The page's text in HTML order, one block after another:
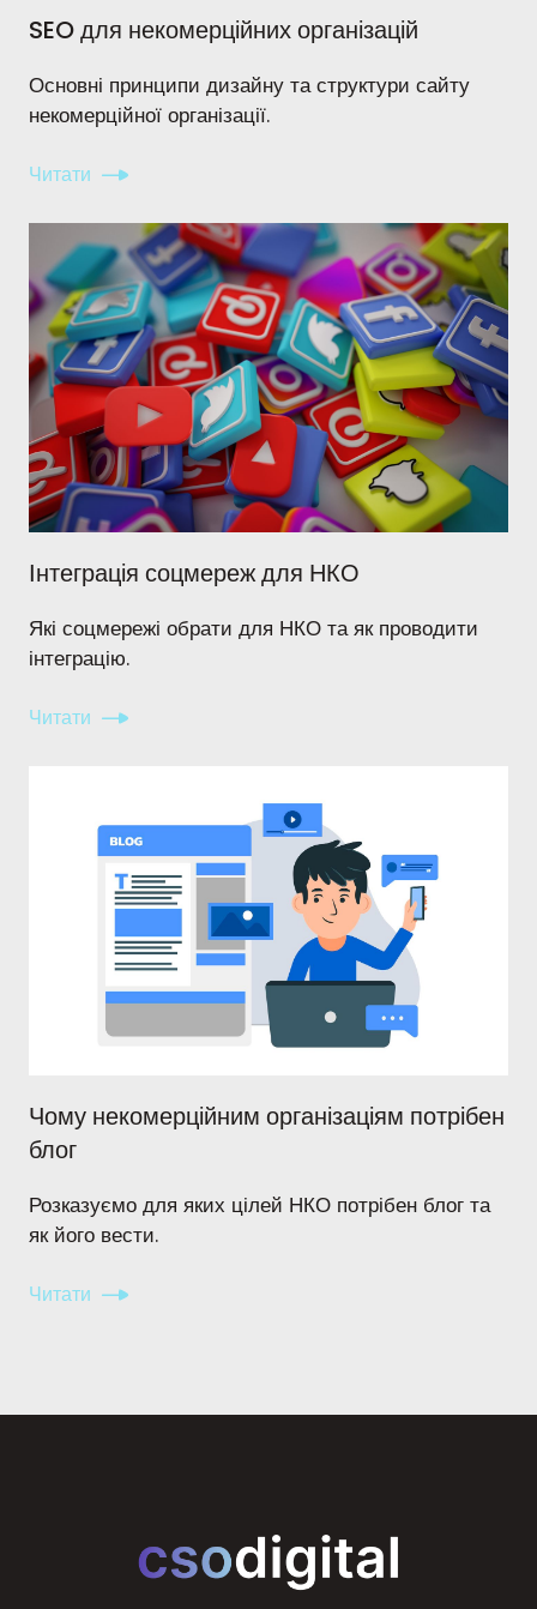
SEO для некомерційних організацій
Основні принципи дизайну та структури сайту
некомерційної організації.
Читати
Інтеграція соцмереж для НКО
Які соцмережі обрати для НКО та як проводити
інтеграцію.
Читати
Чому некомерційним організаціям потрібен
блог
Розказуємо для яких цілей НКО потрібен блог та
як його вести.
Читати